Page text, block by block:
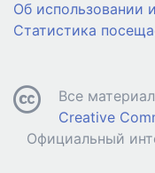
Об использовании
Статистика
Все
Creative
Официальный